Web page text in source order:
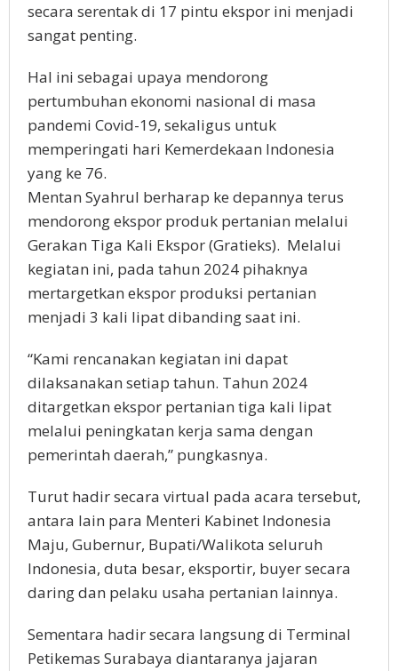
secara serentak di 17 pintu ekspor ini menjadi
sangat penting.
Hal ini sebagai upaya mendorong
pertumbuhan ekonomi nasional di masa
pandemi Covid-19, sekaligus untuk
memperingati hari Kemerdekaan Indonesia
yang ke 76.
Mentan Syahrul berharap ke depannya terus
mendorong ekspor produk pertanian melalui
Gerakan Tiga Kali Ekspor (Gratieks). Melalui
kegiatan ini, pada tahun 2024 pihaknya
mertargetkan ekspor produksi pertanian
menjadi 3 kali lipat dibanding saat ini.
“Kami rencanakan kegiatan ini dapat
dilaksanakan setiap tahun. Tahun 2024
ditargetkan ekspor pertanian tiga kali lipat
melalui peningkatan kerja sama dengan
pemerintah daerah,” pungkasnya.
Turut hadir secara virtual pada acara tersebut,
antara lain para Menteri Kabinet Indonesia
Maju, Gubernur, Bupati/Walikota seluruh
Indonesia, duta besar, eksportir, buyer secara
daring dan pelaku usaha pertanian lainnya.
Sementara hadir secara langsung di Terminal
Petikemas Surabaya diantaranya jajaran